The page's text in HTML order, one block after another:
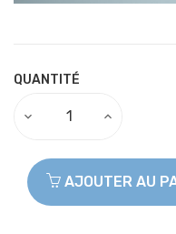
QUANTITÉ
AJOUTER AU